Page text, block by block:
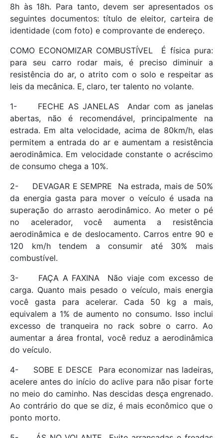
8h às 18h. Para tanto, devem ser apresentados os
seguintes documentos: título de eleitor, carteira de
identidade (com foto) e comprovante de endereço.
COMO ECONOMIZAR COMBUSTÍVEL  É física pura:
para seu carro rodar mais, é preciso diminuir a
resistência do ar, o atrito com o solo e respeitar as
leis da mecânica. E, claro, ter talento no volante.
1- FECHE AS JANELAS  Andar com as janelas
abertas, não é recomendável, principalmente na
estrada. Em alta velocidade, acima de 80km/h, elas
permitem a entrada do ar e aumentam a resistência
aerodinâmica. Em velocidade constante o acréscimo
de consumo chega a 10%.
2- DEVAGAR E SEMPRE  Na estrada, mais de 50%
da energia gasta para mover o veículo é usada na
superação do arrasto aerodinâmico. Ao meter o pé
no acelerador, você aumenta a resistência
aerodinâmica e de deslocamento. Carros entre 90 e
120 km/h tendem a consumir até 30% mais
combustível.
3- FAÇA A FAXINA  Não viaje com excesso de
carga. Quanto mais pesado o veículo, mais energia
você gasta para acelerar. Cada 50 kg a mais,
equivalem a 1% de aumento no consumo. Isso inclui
excesso de tranqueira no rack sobre o carro. Ao
aumentar a área frontal, você reduz a aerodinâmica
do veículo.
4- SOBE E DESCE  Para economizar nas ladeiras,
acelere antes do início do aclive para não pisar forte
no meio do caminho. Nas descidas desça engrenado.
Ao contrário do que se diz, é mais econômico que o
ponto morto.